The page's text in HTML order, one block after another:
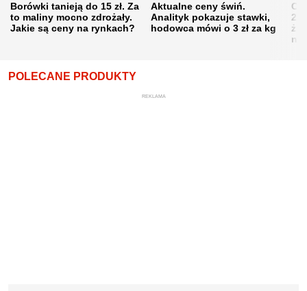
Borówki tanieją do 15 zł. Za
to maliny mocno zdrożały.
Jakie są ceny na rynkach?
Aktualne ceny świń.
Analityk pokazuje stawki,
hodowca mówi o 3 zł za kg
POLECANE PRODUKTY
REKLAMA